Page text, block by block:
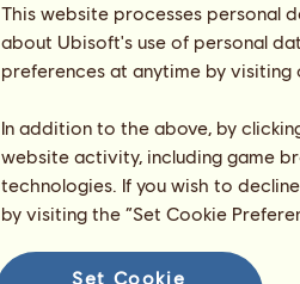
This website processes personal
about Ubisoft's use of personal
preferences at anytime by
In addition to the above, by
website activity, including game
technologies. If you wish to
by visiting the “Set Cookie
Set Cookie